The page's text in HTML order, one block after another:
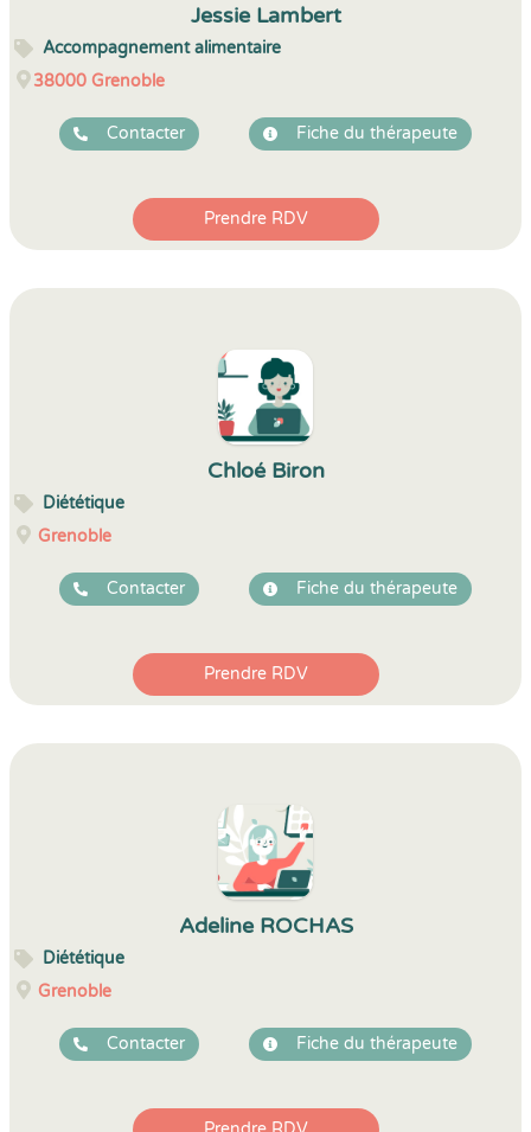
Jessie Lambert
Accompagnement alimentaire
38000 Grenoble
Contacter Fiche du thérapeute
Prendre RDV
Chloé Biron
Diététique
Grenoble
Contacter Fiche du thérapeute
Prendre RDV
Adeline ROCHAS
Diététique
Grenoble
Contacter Fiche du thérapeute